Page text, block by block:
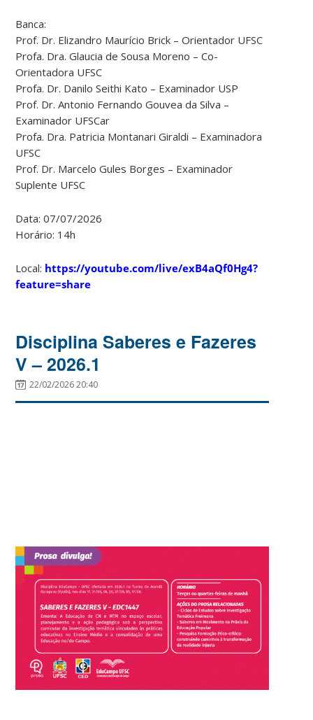
Banca:
Prof. Dr. Elizandro Maurício Brick – Orientador UFSC
Profa. Dra. Glaucia de Sousa Moreno – Co-
Orientadora UFSC
Profa. Dr. Danilo Seithi Kato – Examinador USP
Prof. Dr. Antonio Fernando Gouvea da Silva –
Examinador UFSCar
Profa. Dra. Patricia Montanari Giraldi – Examinadora
UFSC
Prof. Dr. Marcelo Gules Borges – Examinador
Suplente UFSC
Data: 07/07/2026
Horário: 14h
Local: https://youtube.com/live/exB4aQf0Hg4?
feature=share
Disciplina Saberes e Fazeres
V – 2026.1
22/02/2026 20:40